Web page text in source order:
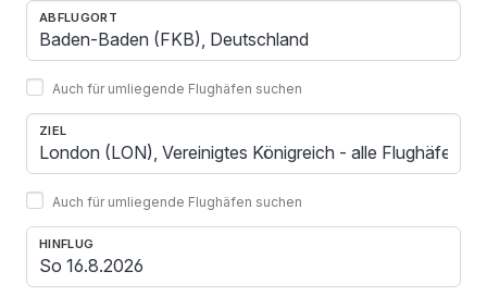
ABFLUGORT
Auch für umliegende Flughäfen suchen
ZIEL
Auch für umliegende Flughäfen suchen
HINFLUG